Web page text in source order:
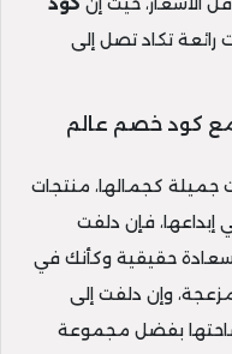
تكاد تصل إلى
مع كود خصم عالم
جميلة كجمالها، منتجات
إبداعها، فإن دلفت
حقيقية وكأنك في
وإن دلفت إلى
بفضل مجموعة